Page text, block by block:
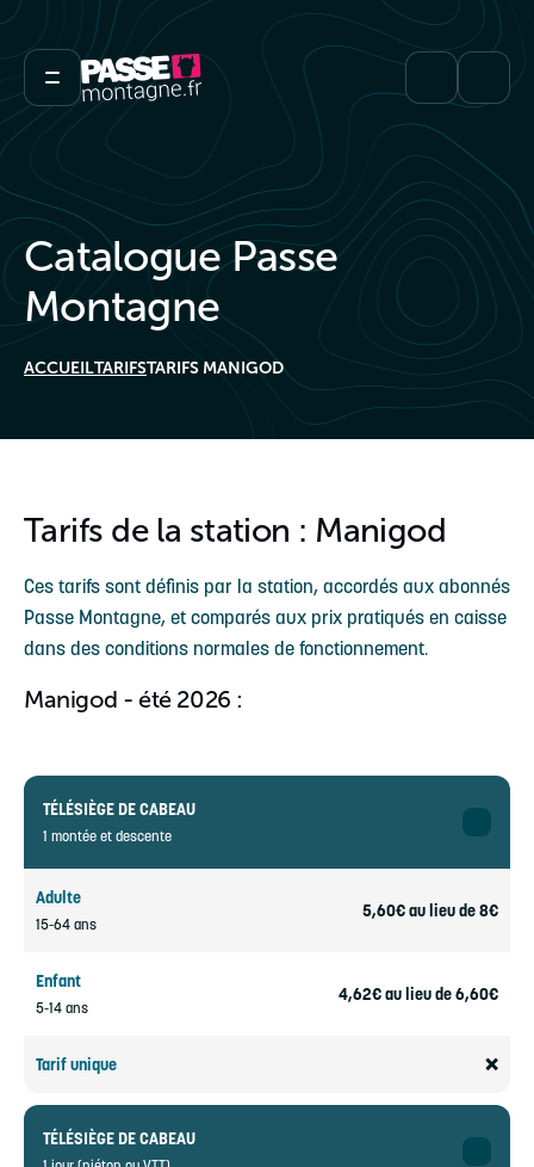
Catalogue Passe
Montagne
ACCUEILTARIFSTARIFS MANIGOD
Tarifs de la station : Manigod
Ces tarifs sont définis par la station, accordés aux abonnés
Passe Montagne, et comparés aux prix pratiqués en caisse
dans des conditions normales de fonctionnement.
Manigod - été 2026 :
TÉLÉSIÈGE DE CABEAU
1 montée et descente
Adulte
15-64 ans
5,60€ au lieu de 8€
Enfant
5-14 ans
4,62€ au lieu de 6,60€
Tarif unique ❌
TÉLÉSIÈGE DE CABEAU